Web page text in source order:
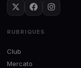
RUBRIQUES
Club
Mercato